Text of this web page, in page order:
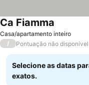
Casa/apartamento inteiro
Ca Fiamma
/ Pontuação não disponível
Selecione as datas
exatos.